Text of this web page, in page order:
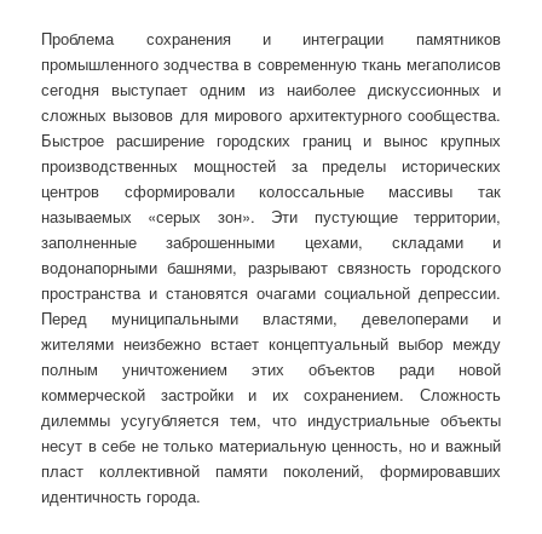
Проблема сохранения и интеграции памятников
промышленного зодчества в современную ткань мегаполисов
сегодня выступает одним из наиболее дискуссионных и
сложных вызовов для мирового архитектурного сообщества.
Быстрое расширение городских границ и вынос крупных
производственных мощностей за пределы исторических
центров сформировали колоссальные массивы так
называемых «серых зон». Эти пустующие территории,
заполненные заброшенными цехами, складами и
водонапорными башнями, разрывают связность городского
пространства и становятся очагами социальной депрессии.
Перед муниципальными властями, девелоперами и
жителями неизбежно встает концептуальный выбор между
полным уничтожением этих объектов ради новой
коммерческой застройки и их сохранением. Сложность
дилеммы усугубляется тем, что индустриальные объекты
несут в себе не только материальную ценность, но и важный
пласт коллективной памяти поколений, формировавших
идентичность города.